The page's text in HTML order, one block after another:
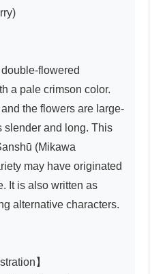
flowered
a pale crimson color.
the flowers are large-
slender and long. This
(Mikawa
may have originated
It is also written as
alternative characters.
】